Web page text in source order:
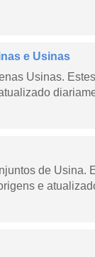
e Usinas
Usinas.
de Usina.
e